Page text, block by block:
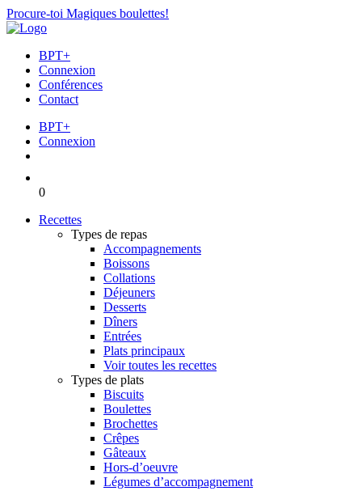
Procure-toi Magiques boulettes!
BPT+
Connexion
Conférences
Contact
BPT+
Connexion
0
Recettes
Types de repas
Accompagnements
Boissons
Collations
Déjeuners
Desserts
Dîners
Entrées
Plats principaux
Voir toutes les recettes
Types de plats
Biscuits
Boulettes
Brochettes
Crêpes
Gâteaux
Hors-d’oeuvre
Légumes d’accompagnement